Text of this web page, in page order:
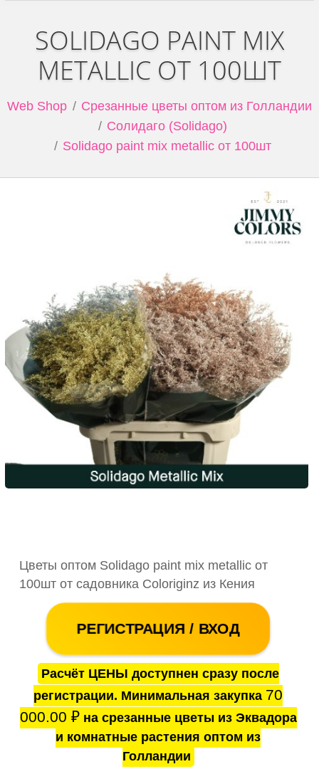
SOLIDAGO PAINT MIX
METALLIC ОТ 100ШТ
Web Shop
Срезанные цветы оптом из Голландии
Солидаго (Solidago)
Solidago paint mix metallic от 100шт
Цветы оптом Solidago paint mix metallic от
100шт от садовника Coloriginz из Кения
РЕГИСТРАЦИЯ / ВХОД
Расчёт ЦЕНЫ доступнен сразу после
регистрации. Минимальная закупка 70
000.00 ₽на срезанные цветы из Эквадора
и комнатные растения оптом из
Голландии